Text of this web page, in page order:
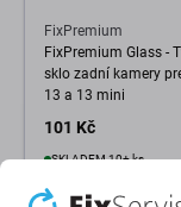
FixPremium
FixPremium Glass -
sklo zadní kamery
13 a 13 mini
101 Kč
SKLADEM 10+ ks